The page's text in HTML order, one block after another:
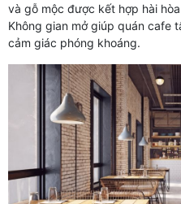
và gỗ mộc được kết hợp hài
Không gian mở giúp quán cafe
cảm giác phóng khoáng.